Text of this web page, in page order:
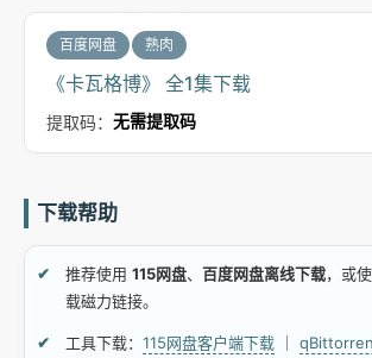
百度网盘 熟肉
《卡瓦格博》 全1集下载
提取码： 无需提取码
下载帮助
推荐使用 115网盘、 百度网盘离线下载，或
载磁力链接。
工具下载： 115网盘客户端下载 ｜